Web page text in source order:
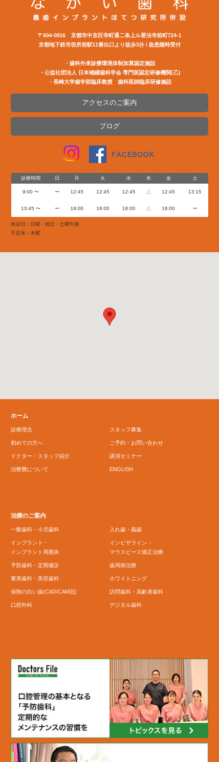
〒604-0916 京都市中京区寺町通二条上ル要法寺前町724-1
京都地下鉄市役所前駅11番出口より徒歩3分 / 急患随時受付
・歯科外来診療環境体制加算認定施設
・公益社団法⼈ ⽇本補綴⻭科学会 専⾨医認定研修機関(⼄)
・長崎大学歯学部臨床教授 歯科医師臨床研修施設
アクセスのご案内
ブログ
診療時間 日 月 火 水 木 金 土
9:00 〜 ー 12:45 12:45 12:45 △ 12:45 13:15
13:45 〜 ー 18:00 18:00 18:00 △ 18:00 ー
休診日：日曜・祝日・土曜午後
不定休：木曜
ホーム
診療理念
初めての方へ
ドクター・スタッフ紹介
治療費について
スタッフ募集
ご予約・お問い合わせ
講演セミナー
ENGLISH
治療のご案内
一般歯科・小児歯科
インプラント・
インプラント周囲炎
予防歯科・定期健診
審美歯科・美容歯科
保険の白い歯(CAD/CAM冠)
口腔外科
入れ歯・義歯
インビザライン・
マウスピース矯正治療
歯周病治療
ホワイトニング
訪問歯科・高齢者歯科
デジタル歯科